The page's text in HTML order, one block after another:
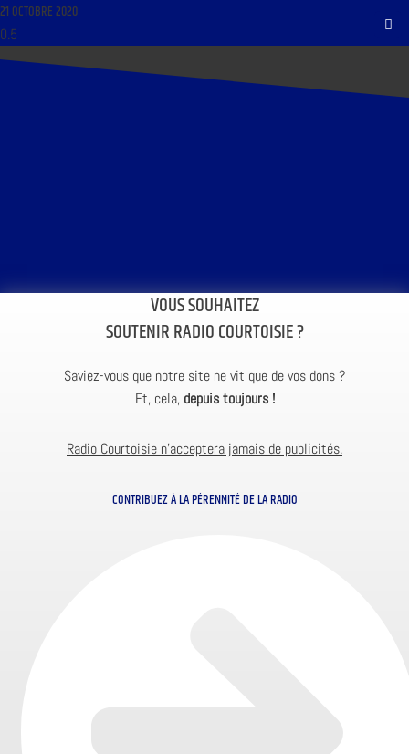
21 OCTOBRE 2020
VOUS SOUHAITEZ
SOUTENIR RADIO COURTOISIE ?
Saviez-vous que notre site ne vit que de vos dons ?
Et, cela, depuis toujours !
Radio Courtoisie n’acceptera jamais de publicités.
CONTRIBUEZ À LA PÉRENNITÉ DE LA RADIO